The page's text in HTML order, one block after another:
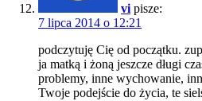
vi pisze:
7 lipca 2014 o 12:21
podczytuję Cię od początku.
ja matką i żoną jeszcze długi
problemy, inne wychowanie,
Twoje podejście do życia, te